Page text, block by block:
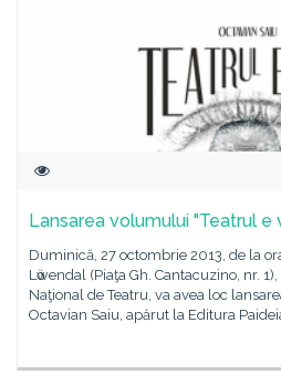
Lansarea volumului "Teatrul e
Duminică, 27 octombrie 2013, de la
Lӧwendal (Piaţa Gh. Cantacuzino, nr.
Naţional de Teatru, va avea loc
Octavian Saiu, apărut la Editura